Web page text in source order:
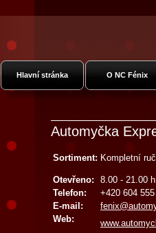
Hlavní stránka O NC Fénix
Automyčka
Sortiment: Kompletní
Otevřeno:
8.00 - 21.00 h
Telefon:
+420 604
E-mail:
Web: